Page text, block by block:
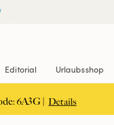
Editorial Urlaubsshop
6A3G | Details